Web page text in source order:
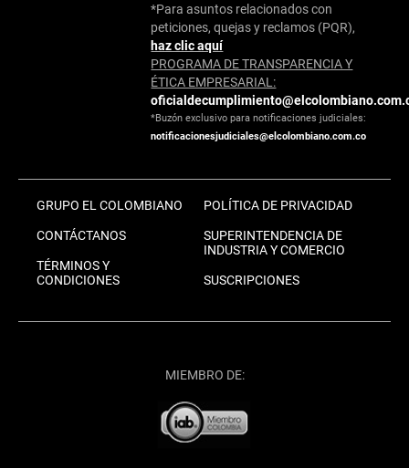
*Para asuntos relacionados con
peticiones, quejas y reclamos (PQR),
haz clic aquí
PROGRAMA DE TRANSPARENCIA Y
ÉTICA EMPRESARIAL:
*Buzón exclusivo para notificaciones judiciales:
notificacionesjudiciales@elcolombiano.com.co
GRUPO EL COLOMBIANO
CONTÁCTANOS
TÉRMINOS Y
CONDICIONES
POLÍTICA DE PRIVACIDAD
SUPERINTENDENCIA DE
INDUSTRIA Y COMERCIO
SUSCRIPCIONES
MIEMBRO DE: